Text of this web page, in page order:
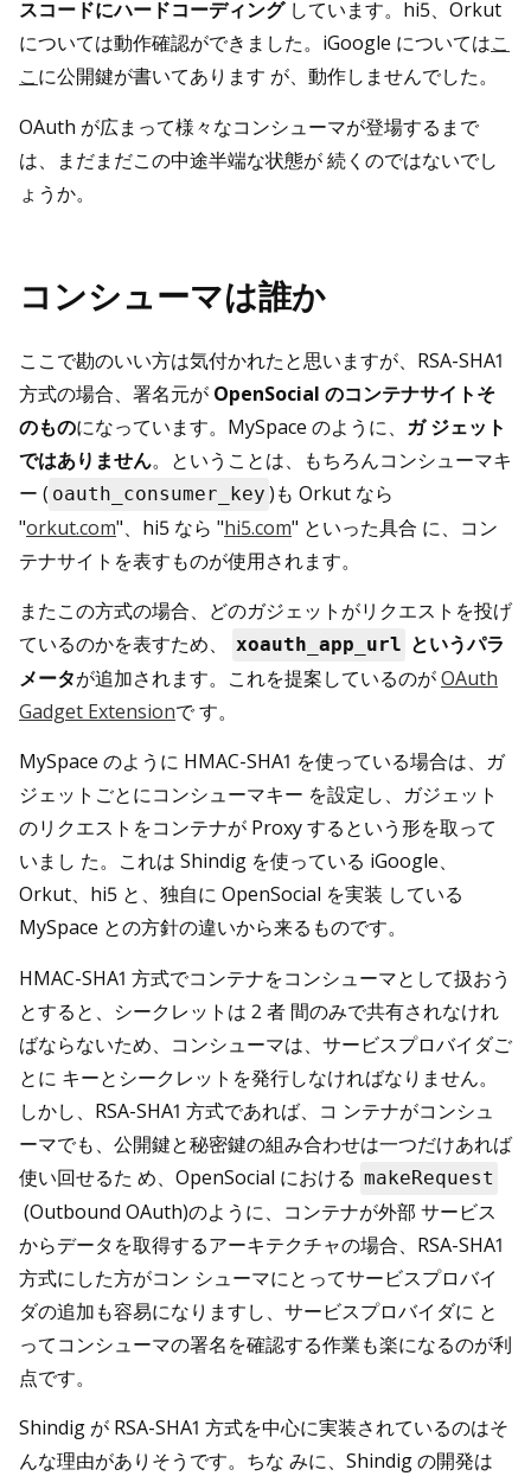
スコードにハードコーディングしています。hi5、Orkut
については動作確認ができました。iGoogle についてはこ
こに公開鍵が書いてあります が、動作しませんでした。
OAuth が広まって様々なコンシューマが登場するまで
は、まだまだこの中途半端な状態が 続くのではないでし
ょうか。
コンシューマは誰か
ここで勘のいい方は気付かれたと思いますが、RSA-SHA1
方式の場合、署名元が OpenSocial のコンテナサイトそ
のものになっています。MySpace のように、 ガ ジェット
ではありません。ということは、もちろんコンシューマキ
ー ( oauth_consumer_key )も Orkut なら
"orkut.com"、hi5 なら "hi5.com" といった具合 に、コン
テナサイトを表すものが使用されます。
またこの方式の場合、どのガジェットがリクエストを投げ
ているのかを表すため、
xoauth_app_url というパラ
メータが追加されます。これを提案しているのがOAuth
Gadget Extensionで す。
MySpace のように HMAC-SHA1 を使っている場合は、ガ
ジェットごとにコンシューマキー を設定し、ガジェット
のリクエストをコンテナが Proxy するという形を取って
いまし た。これは Shindig を使っている iGoogle、
Orkut、hi5 と、独自に OpenSocial を実装 している
MySpace との方針の違いから来るものです。
HMAC-SHA1 方式でコンテナをコンシューマとして扱おう
とすると、シークレットは 2 者 間のみで共有されなけれ
ばならないため、コンシューマは、サービスプロバイダご
とに キーとシークレットを発行しなければなりません。
しかし、RSA-SHA1 方式であれば、コ ンテナがコンシュ
ーマでも、公開鍵と秘密鍵の組み合わせは一つだけあれば
使い回せるた め、OpenSocial における makeRequest
(Outbound OAuth)のように、コンテナが外部 サービス
からデータを取得するアーキテクチャの場合、RSA-SHA1
方式にした方がコン シューマにとってサービスプロバイ
ダの追加も容易になりますし、サービスプロバイダに と
ってコンシューマの署名を確認する作業も楽になるのが利
点です。
Shindig が RSA-SHA1 方式を中心に実装されているのはそ
んな理由がありそうです。ちな みに、Shindig の開発は